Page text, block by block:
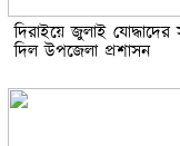
দিরাইয়ে জুলাই যোদ্ধাদের
দিল উপজেলা প্রশাসন